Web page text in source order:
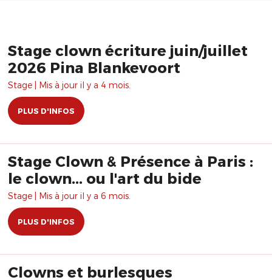
Stage clown écriture juin/juillet
2026 Pina Blankevoort
Stage | Mis à jour il y a 4 mois.
PLUS D'INFOS
Stage Clown & Présence à Paris :
le clown... ou l'art du bide
Stage | Mis à jour il y a 6 mois.
PLUS D'INFOS
Clowns et burlesques